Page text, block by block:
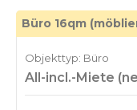
Büro 16qm
Objekttyp: Büro
All-incl.-Miete